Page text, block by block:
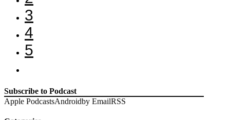
3
4
5
Subscribe to Podcast
Apple PodcastsAndroidby EmailRSS